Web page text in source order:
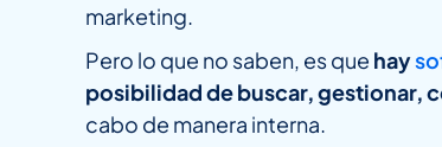
marketing.
Pero lo que no saben, es que hay
posibilidad de buscar, gestionar,
cabo de manera interna.